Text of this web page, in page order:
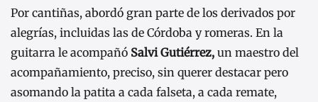
Por cantiñas, abordó gran parte de los derivados por
alegrías, incluidas las de Córdoba y romeras. En la
guitarra le acompañó Salvi Gutiérrez, un maestro del
acompañamiento, preciso, sin querer destacar pero
asomando la patita a cada falseta, a cada remate,